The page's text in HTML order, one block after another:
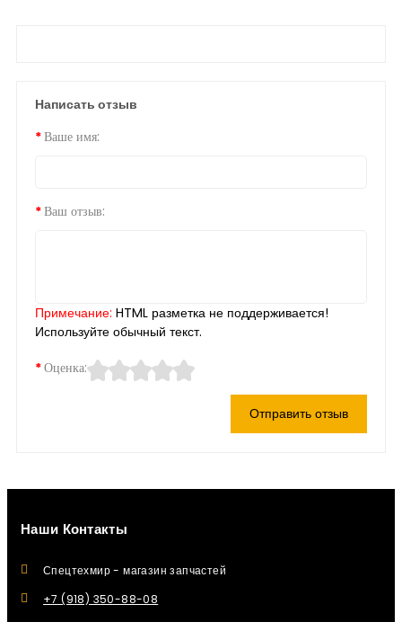
Написать отзыв
Ваше имя:
Ваш отзыв:
Примечание: HTML разметка не поддерживается!
Используйте обычный текст.
Оценка:
Отправить отзыв
Наши Контакты
Спецтехмир - магазин запчастей
+7 (918) 350-88-08